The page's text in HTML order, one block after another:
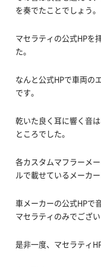
を奏でたことでしょう。
マセラティの公式HPを
た。
なんと公式HPで車両の
です。
乾いた良く耳に響く音
ところでした。
各カスタムマフラーメ
ルで載せているメーカー
車メーカーの公式HPで
マセラティのみでござい
是非一度、マセラティ